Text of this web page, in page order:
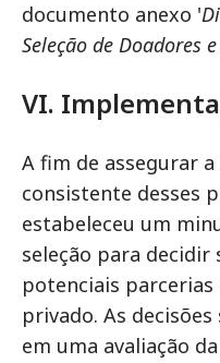
documento anexo '
Seleção de Doadores
VI.
A fim de assegurar
consistente desses
estabeleceu um
seleção para decidir
potenciais
privado. As
em uma avaliação